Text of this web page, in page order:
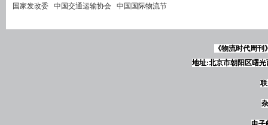
国家发改委 中国交通运输协会 中国国际物流节
《物流时代周
地址:北京市朝阳区曙光